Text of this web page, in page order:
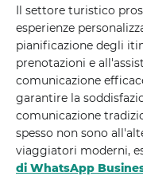
Il settore turistico
esperienze
pianificazione degli
prenotazioni e
comunicazione
garantire la
comunicazione
spesso non sono
viaggiatori moderni,
di WhatsApp